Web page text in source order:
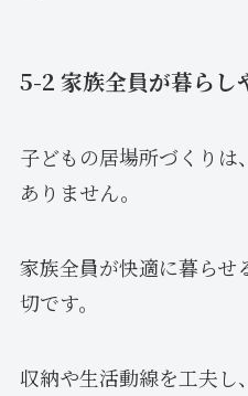
5-2 家族全員が暮らし
子どもの居場所づくり
ありません。
家族全員が快適に暮らせ
切です。
収納や生活動線を工夫し